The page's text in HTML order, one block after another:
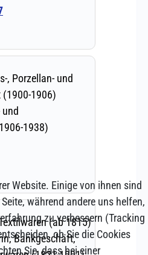
Website. Einige von ihnen sind
während andere uns helfen,
zu verbessern (Tracking
ob Sie die Cookies
Sie, dass bei einer